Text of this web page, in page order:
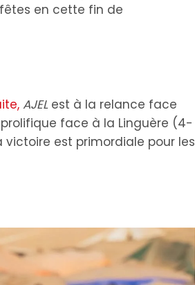
en cette fin de
AJEL est à la relance face
face à la Linguère (4-
victoire est primordiale pour les